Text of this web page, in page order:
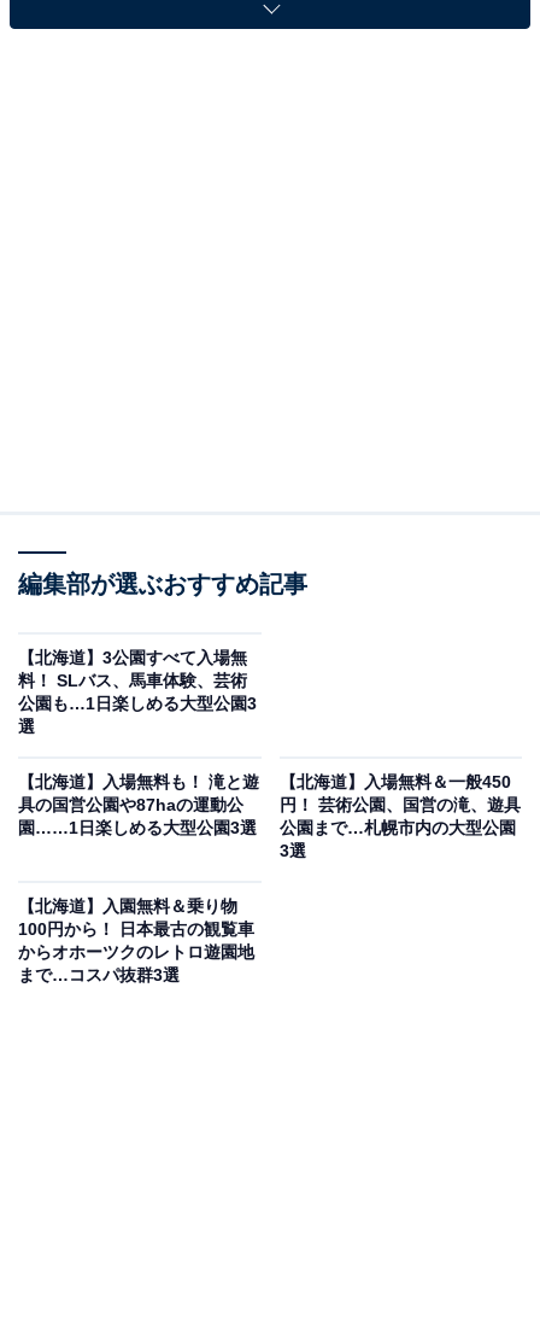
要事前確認）。
道内最大級の木製アスレチック遊具広場「からだぐんぐ
んアスレチック」は25種類のコース状遊具が続き、子ど
もたちが夢中になるスペースが広がります。さとらんど
り（500円）・ソーセージ作り（1000円）の手づくり体
験も楽しめます。
能で、採れたての野菜をその場で焼いて味わう体験も。
広い園内はSLバス（大人400円・子ども200円/1周）やレ
ンタサイクルで巡るのが快適です。
編集部が選ぶおすすめ記事
【北海道】3公園すべて入場無
料！ ​​​​​​​SLバス、馬車体験、芸術
公園も…1日楽しめる大型公園3
選
【北海道】入場無料も！ 滝と遊
具の国営公園や87haの運動公
園……1日楽しめる大型公園3選
【北海道】入場無料＆一般450
円！ 芸術公園、国営の滝、遊具
公園まで…札幌市内の大型公園
3選
【北海道】入園無料＆乗り物
100円から！ 日本最古の観覧車
からオホーツクのレトロ遊園地
まで…コスパ抜群3選